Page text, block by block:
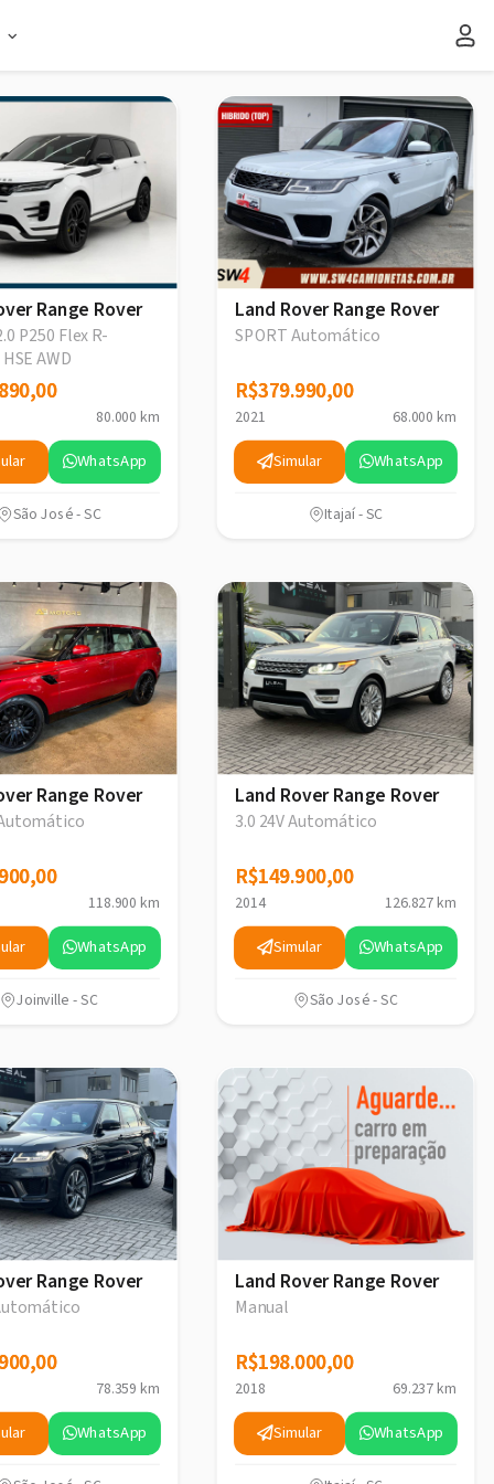
Range Rover
P250 Flex R-
AWD
80.000 km
WhatsApp
São José - SC
Land Rover Range Rover
SPORT Automático
R$379.990,00
R$379.990,00
2021 68.000 km
Simular WhatsApp
Itajaí - SC
Range Rover
118.900 km
WhatsApp
Joinville - SC
Land Rover Range Rover
3.0 24V Automático
R$149.900,00
R$149.900,00
2014 126.827 km
Simular WhatsApp
São José - SC
Range Rover
78.359 km
WhatsApp
Land Rover Range Rover
Manual
R$198.000,00
R$198.000,00
2018 69.237 km
Simular WhatsApp